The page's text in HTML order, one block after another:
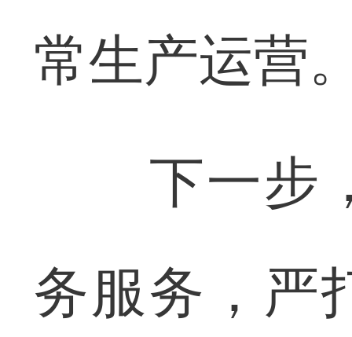
常生产运营
下一步，
务服务，严